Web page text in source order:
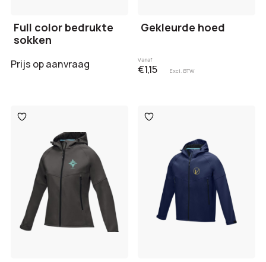
Full color bedrukte
sokken
Prijs op aanvraag
Gekleurde hoed
Vanaf
€1,15 Excl. BTW
Toevoegen
aan
verlanglijst
Toevoegen
aan